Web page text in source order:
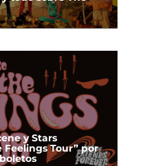
y Stars
Tour” por